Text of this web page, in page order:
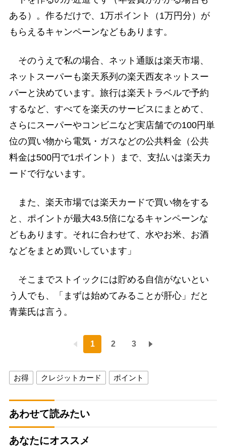
ある）。作るだけで、1万ポイント（1万円分）が
もらえるキャンペーンなどもあります。
そのうえで私の場合、ネット通販は楽天市場、
ネットスーパーも楽天系列の楽天西友ネットスー
パーと決めています。旅行は楽天トラベルで予約
するなど、すべてを楽天のサービスにまとめて、
さらにスーパーやコンビニなど実店舗での100円単
位の買い物から電気・ガスなどの公共料金（公共
料金は500円で1ポイント）まで、支払いは楽天カ
ードで行ないます。
また、楽天市場では楽天カードで買い物をする
と、ポイントが最大43.5倍になるキャンペーンな
どもあります。それに合わせて、水やお米、お酒
などをまとめ買いしています」
そこまでストイックには貯める自信がないとい
う人でも、「まずは始めてみることが肝心」だと
青葉氏は言う。
1 2 3
お得 クレジットカード ポイント
あわせて読みたい
あなたにオススメ